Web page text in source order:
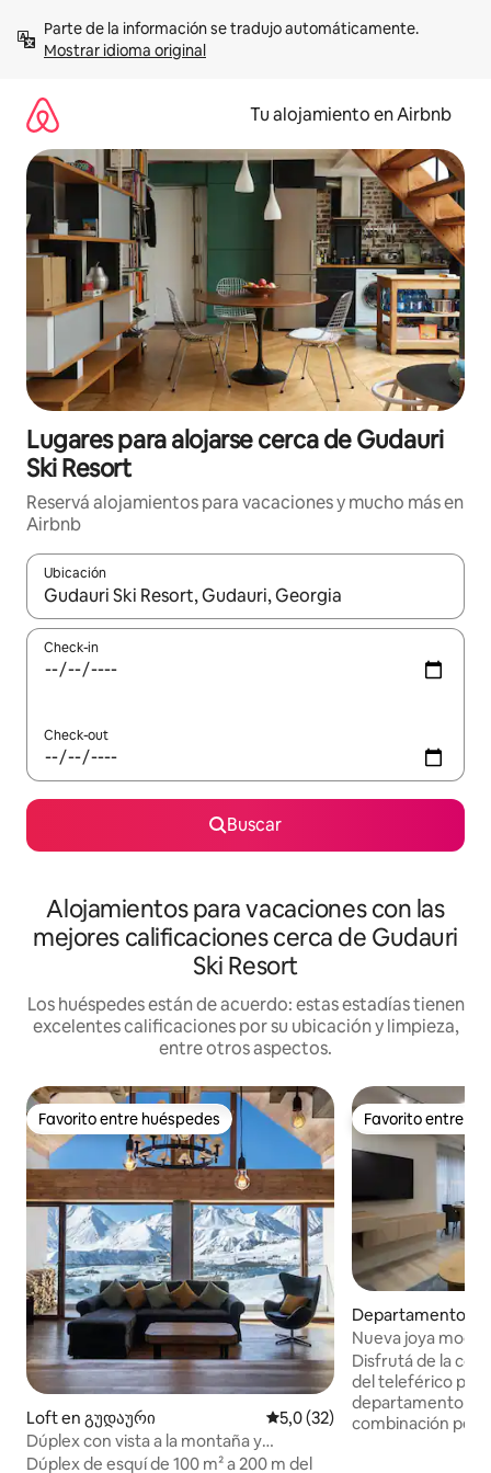
contenidoMostrar idioma original
Tu alojamiento en Airbnb
Lugares para alojarse cerca de Gudauri
Ski Resort
Reservá alojamientos para vacaciones y mucho más en
Airbnb
Ubicación
Cuando los resultados estén disponibles, navegá con las
Check-in
Check-out
Buscar
Alojamientos para vacaciones con las
mejores calificaciones cerca de Gudauri
Ski Resort
Los huéspedes están de acuerdo: estas estadías tienen
excelentes calificaciones por su ubicación y limpieza,
entre otros aspectos.
Favorito entre huéspedes
Favorito entre huéspedes
Loft en გუდაური Calificación promedio: 5,0 de
5,0 (32)
Dúplex con vista a la montaña y
chimenea cerca de los telesillas
Dúplex de esquí de 100 m² a 200 m del
Favorito entre
Favorito entre
Departamento
Nueva joya
Gudauri cerca de
Disfrutá de la
del teleférico
departamento
combinación